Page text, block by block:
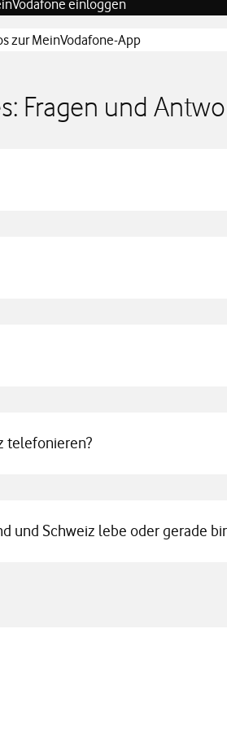
einloggen
zur MeinVodafone-App
Fragen und
telefonieren?
und Schweiz lebe oder gerade